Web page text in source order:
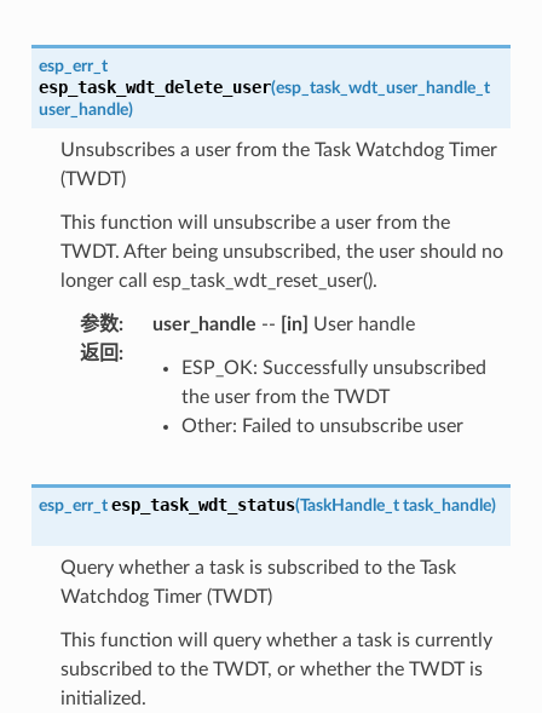
esp_err_t
esp_task_wdt_delete_user(esp_task_wdt_user_handle_t
user_handle)
Unsubscribes a user from the Task Watchdog Timer
(TWDT)
This function will unsubscribe a user from the
TWDT. After being unsubscribed, the user should no
longer call esp_task_wdt_reset_user().
参数: user_handle -- [in]
User handle
返回 :
ESP_OK: Successfully unsubscribed
the user from the TWDT
Other: Failed to unsubscribe user
esp_err_t esp_task_wdt_status(TaskHandle_t task_handle)
Query whether a task is subscribed to the Task
Watchdog Timer (TWDT)
This function will query whether a task is currently
subscribed to the TWDT, or whether the TWDT is
initialized.